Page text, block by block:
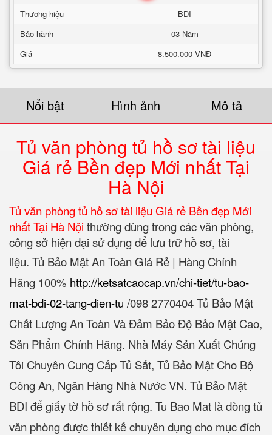
Thương hiệu
BDI
Bảo hành
03 Năm
Giá
8.500.000 VNĐ
Nổi bật Hình ảnh Mô tả
Tủ văn phòng tủ hồ sơ tài liệu
Giá rẻ Bền đẹp Mới nhất Tại
Hà Nội
Tủ văn phòng tủ hồ sơ tài liệu Giá rẻ Bền đẹp Mới
nhất Tại Hà Nội thường dùng trong các văn phòng,
công sở hiện đại sử dụng để lưu trữ hồ sơ, tài
liệu. Tủ Bảo Mật An Toàn Giá Rẻ | Hàng Chính
Hãng 100%‎ http://ketsatcaocap.vn/chi-tiet/tu-bao-
mat-bdi-02-tang-dien-tu /‎098 2770404 Tủ Bảo Mật
Chất Lượng An Toàn Và Đảm Bảo Độ Bảo Mật Cao,
Sản Phẩm Chính Hãng. Nhà Máy Sản Xuất Chúng
Tôi Chuyên Cung Cấp Tủ Sắt, Tủ Bảo Mật Cho Bộ
Công An, Ngân Hàng Nhà Nước VN. Tủ Bảo Mật
BDI để giấy tờ hồ sơ rất rộng. Tu Bao Mat là dòng tủ
văn phòng được thiết kế chuyên dụng cho mục đích